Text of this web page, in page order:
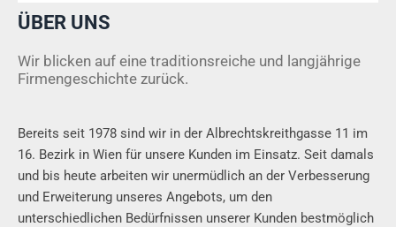
ÜBER UNS
Wir blicken auf eine traditionsreiche und langjährige
Firmengeschichte zurück.
Bereits seit 1978 sind wir in der Albrechtskreithgasse 11 im
16. Bezirk in Wien für unsere Kunden im Einsatz. Seit damals
und bis heute arbeiten wir unermüdlich an der Verbesserung
und Erweiterung unseres Angebots, um den
unterschiedlichen Bedürfnissen unserer Kunden bestmöglich